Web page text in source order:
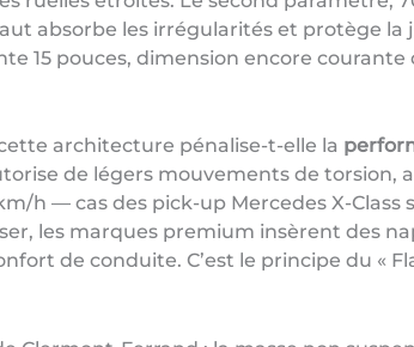
absorbe les irrégularités et protège la
15 pouces, dimension encore courante
architecture pénalise-t-elle la
de légers mouvements de torsion,
h — cas des pick-up Mercedes X-
les marques premium insèrent des
de conduite. C’est le principe du «